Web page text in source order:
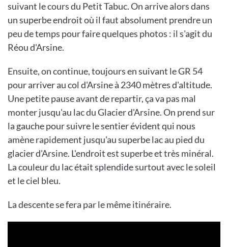
suivant le cours du Petit Tabuc. On arrive alors dans
un superbe endroit où il faut absolument prendre un
peu de temps pour faire quelques photos : il s'agit du
Réou d'Arsine.
Ensuite, on continue, toujours en suivant le GR 54
pour arriver au col d'Arsine à 2340 mètres d'altitude.
Une petite pause avant de repartir, ça va pas mal
monter jusqu'au lac du Glacier d'Arsine. On prend sur
la gauche pour suivre le sentier évident qui nous
amène rapidement jusqu'au superbe lac au pied du
glacier d'Arsine. L'endroit est superbe et très minéral.
La couleur du lac était splendide surtout avec le soleil
et le ciel bleu.
La descente se fera par le même itinéraire.